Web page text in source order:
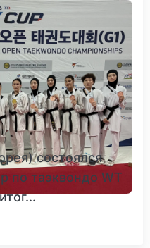
состоялся
по таэквондо WT